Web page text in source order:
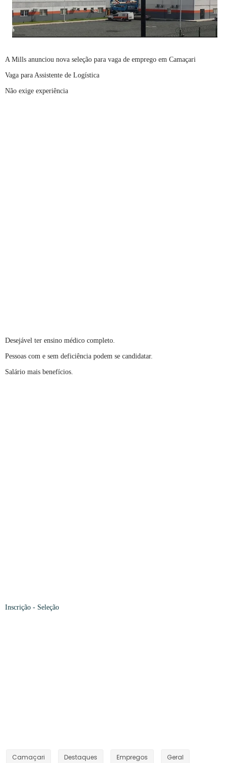
A Mills anunciou nova seleção para vaga de emprego em Camaçari
Vaga para Assistente de Logística
Não exige experiência
Desejável ter ensino médico completo.
Pessoas com e sem deficiência podem se candidatar.
Salário mais benefícios.
Inscrição - Seleção
Camaçari Destaques Empregos Geral